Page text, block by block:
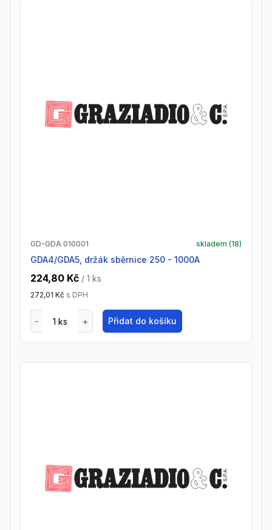
GD-GDA 010001 skladem (18)
GDA4/GDA5, držák sběrnice 250 - 1000A
224,80 Kč / 1 ks
272,01 Kč s DPH
Přidat do košíku